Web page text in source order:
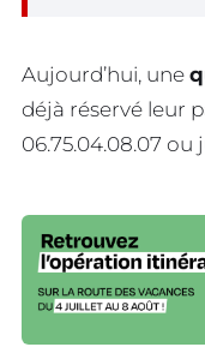
Aujourd’hui, une
déjà réservé leur
06.75.04.08.07 ou